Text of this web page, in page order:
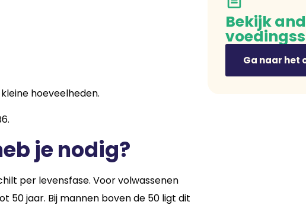
hoeveelheden.
je nodig?
per levensfase. Voor volwassenen
50 jaar. Bij mannen boven de 50 ligt dit
Bekijk
Ga naar het